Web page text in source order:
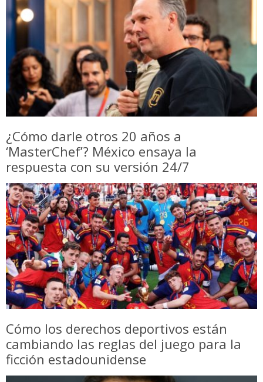
¿Cómo darle otros 20 años a
‘MasterChef’? México ensaya la
respuesta con su versión 24/7
Cómo los derechos deportivos están
cambiando las reglas del juego para la
ficción estadounidense